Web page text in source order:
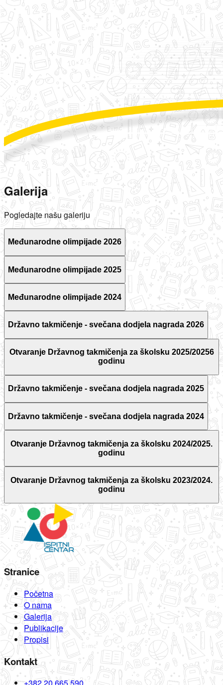
Galerija
Pogledajte našu galeriju
Međunarodne olimpijade 2026
Međunarodne olimpijade 2025
Međunarodne olimpijade 2024
Državno takmičenje - svečana dodjela nagrada 2026
Otvaranje Državnog takmičenja za školsku 2025/20256
godinu
Državno takmičenje - svečana dodjela nagrada 2025
Državno takmičenje - svečana dodjela nagrada 2024
Otvaranje Državnog takmičenja za školsku 2024/2025.
godinu
Otvaranje Državnog takmičenja za školsku 2023/2024.
godinu
Stranice
Početna
O nama
Galerija
Publikacije
Propisi
Kontakt